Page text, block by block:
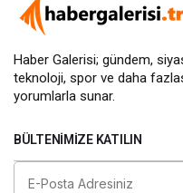
Haber Galerisi; gündem,
teknoloji, spor ve daha
yorumlarla sunar.
BÜLTENIMIZE KATILIN